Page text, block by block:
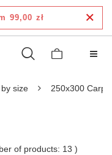
99,00 zł
size 250x300
of products: 13 )